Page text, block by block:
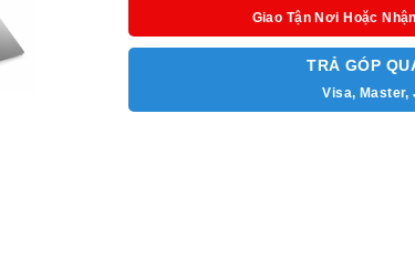
Giao Tận Nơi Hoặc
TRẢ GÓP
Visa, Master,